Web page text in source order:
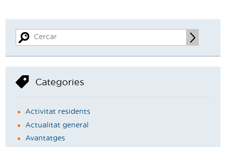
Categories
Activitat residents
Actualitat general
Avantatges